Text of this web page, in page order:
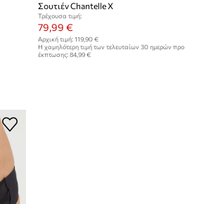
Σουτιέν Chantelle X
Τρέχουσα τιμή:
79,99 €
Αρχική τιμή: 119,90 €
Η χαμηλότερη τιμή των τελευταίων 30 ημερών προ
έκπτωσης: 84,99 €